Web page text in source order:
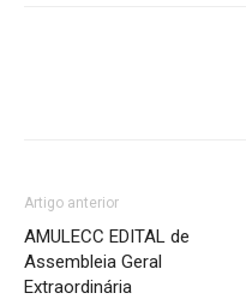
Artigo anterior
AMULECC EDITAL de
Assembleia Geral
Extraordinária